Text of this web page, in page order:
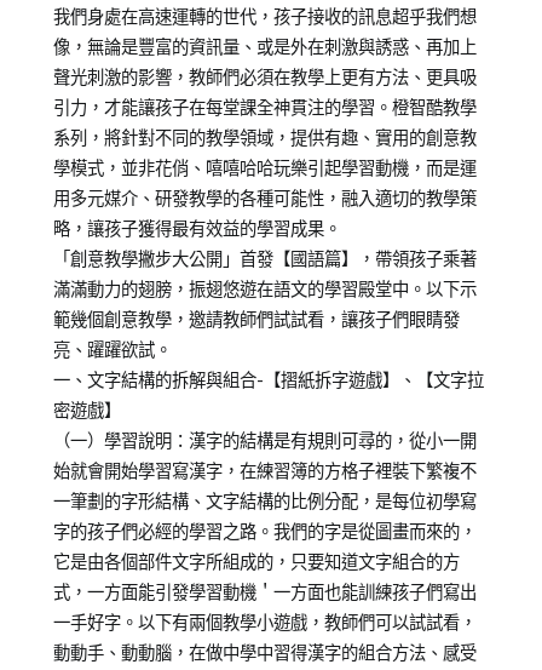
2018-
03-
13
中
文
學
習
專
區,
專
欄
【中
文
小
知
識】
養
培
育
我們身處在高速運轉的世代，孩子接收的訊息超乎我們想
像，無論是豐富的資訊量、或是外在刺激與誘惑、再加上
聲光刺激的影響，教師們必須在教學上更有方法、更具吸
引力，才能讓孩子在每堂課全神貫注的學習。橙智酷教學
系列，將針對不同的教學領域，提供有趣、實用的創意教
學模式，並非花俏、嘻嘻哈哈玩樂引起學習動機，而是運
用多元媒介、研發教學的各種可能性，融入適切的教學策
略，讓孩子獲得最有效益的學習成果。
「創意教學撇步大公開」首發【國語篇】，帶領孩子乘著
滿滿動力的翅膀，振翅悠遊在語文的學習殿堂中。以下示
範幾個創意教學，邀請教師們試試看，讓孩子們眼睛發
亮、躍躍欲試。
一、文字結構的拆解與組合-【摺紙拆字遊戲】、【文字拉
密遊戲】
（一）學習說明：漢字的結構是有規則可尋的，從小一開
始就會開始學習寫漢字，在練習簿的方格子裡裝下繁複不
一筆劃的字形結構、文字結構的比例分配，是每位初學寫
字的孩子們必經的學習之路。我們的字是從圖畫而來的，
它是由各個部件文字所組成的，只要知道文字組合的方
式，一方面能引發學習動機＇一方面也能訓練孩子們寫出
一手好字。以下有兩個教學小遊戲，教師們可以試試看，
動動手、動動腦，在做中學中習得漢字的組合方法、感受